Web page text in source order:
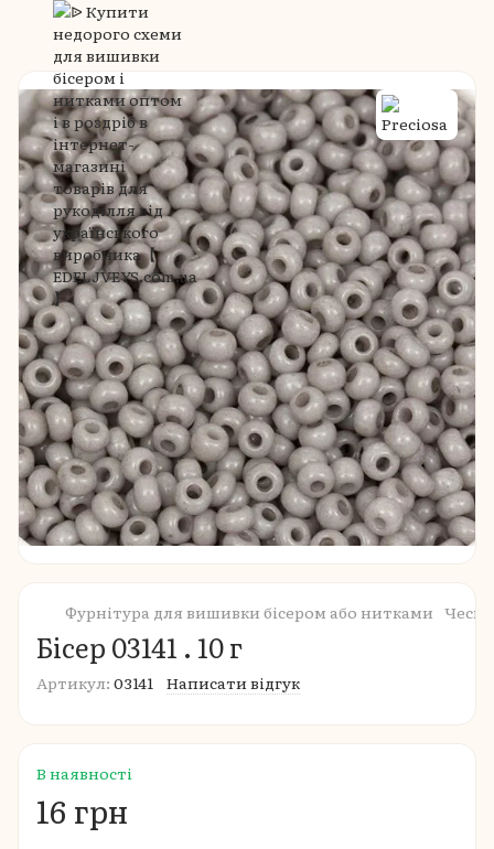
Фурнітура для вишивки бісером або нитками
Бісер 03141 . 10 г
Артикул: 03141 Написати відгук
В наявності
16 грн